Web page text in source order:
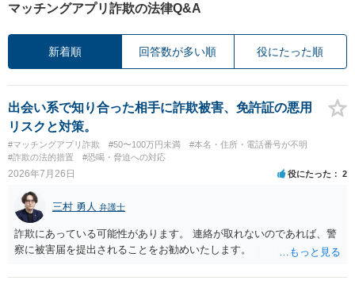
マッチングアプリ詐欺の法律Q&A
新着順 回答数が多い順 役にたった順
出会い系で知り合った相手に詐欺被害、免許証の悪用
リスクと対策。
#マッチングアプリ詐欺 #50〜100万円未満
#本名・住所・電話番号が不明
#詐欺の法的措置
#恐喝・脅迫への対応
2026年7月26日 役にたった 2
三村 勇人 弁護士
詐欺にあっている可能性があります。 連絡が取れないのであれば、警
察に被害届を提出されることをお勧めいたします。